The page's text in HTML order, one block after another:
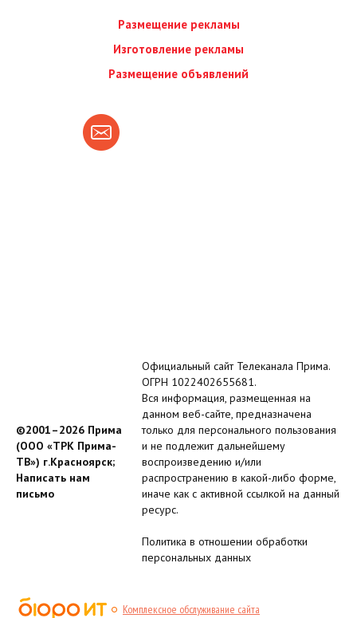
Размещение рекламы
Изготовление рекламы
Размещение объявлений
©2001–2026 Прима
(ООО «ТРК Прима-
ТВ») г.Красноярск;
Написать нам
письмо
Официальный сайт Телеканала Прима.
ОГРН 1022402655681.
Вся информация, размещенная на
данном веб-сайте, предназначена
только для персонального пользования
и не подлежит дальнейшему
воспроизведению и/или
распространению в какой-либо форме,
иначе как с активной ссылкой на данный
ресурс.
Политика в отношении обработки
персональных данных
Комплексное обслуживание сайта